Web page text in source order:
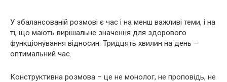
У збалансованій розмові є час і на менш важливі теми, і на
ті, що мають вирішальне значення для здорового
функціонування відносин. Тридцять хвилин на день –
оптимальний час.
Конструктивна розмова – це не монолог, не проповідь, не